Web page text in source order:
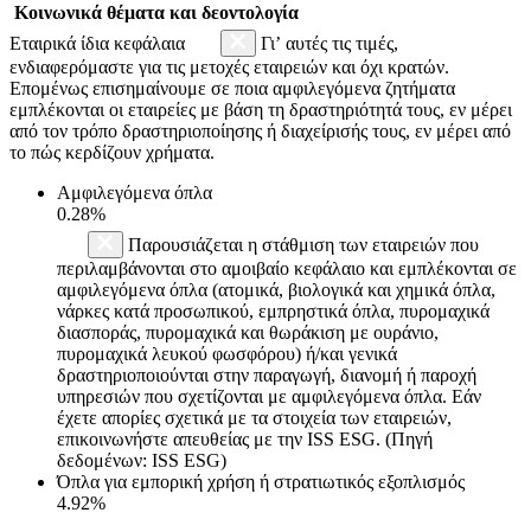
Κοινωνικά θέματα και δεοντολογία
Εταιρικά ίδια κεφάλαια
Γι’ αυτές τις τιμές,
ενδιαφερόμαστε για τις μετοχές εταιρειών και όχι κρατών.
Επομένως επισημαίνουμε σε ποια αμφιλεγόμενα ζητήματα
εμπλέκονται οι εταιρείες με βάση τη δραστηριότητά τους, εν μέρει
από τον τρόπο δραστηριοποίησης ή διαχείρισής τους, εν μέρει από
το πώς κερδίζουν χρήματα.
Αμφιλεγόμενα όπλα
0.28%
Παρουσιάζεται η στάθμιση των εταιρειών που
περιλαμβάνονται στο αμοιβαίο κεφάλαιο και εμπλέκονται σε
αμφιλεγόμενα όπλα (ατομικά, βιολογικά και χημικά όπλα,
νάρκες κατά προσωπικού, εμπρηστικά όπλα, πυρομαχικά
διασποράς, πυρομαχικά και θωράκιση με ουράνιο,
πυρομαχικά λευκού φωσφόρου) ή/και γενικά
δραστηριοποιούνται στην παραγωγή, διανομή ή παροχή
υπηρεσιών που σχετίζονται με αμφιλεγόμενα όπλα. Εάν
έχετε απορίες σχετικά με τα στοιχεία των εταιρειών,
επικοινωνήστε απευθείας με την ISS ESG. (Πηγή
δεδομένων: ISS ESG)
Όπλα για εμπορική χρήση ή στρατιωτικός εξοπλισμός
4.92%